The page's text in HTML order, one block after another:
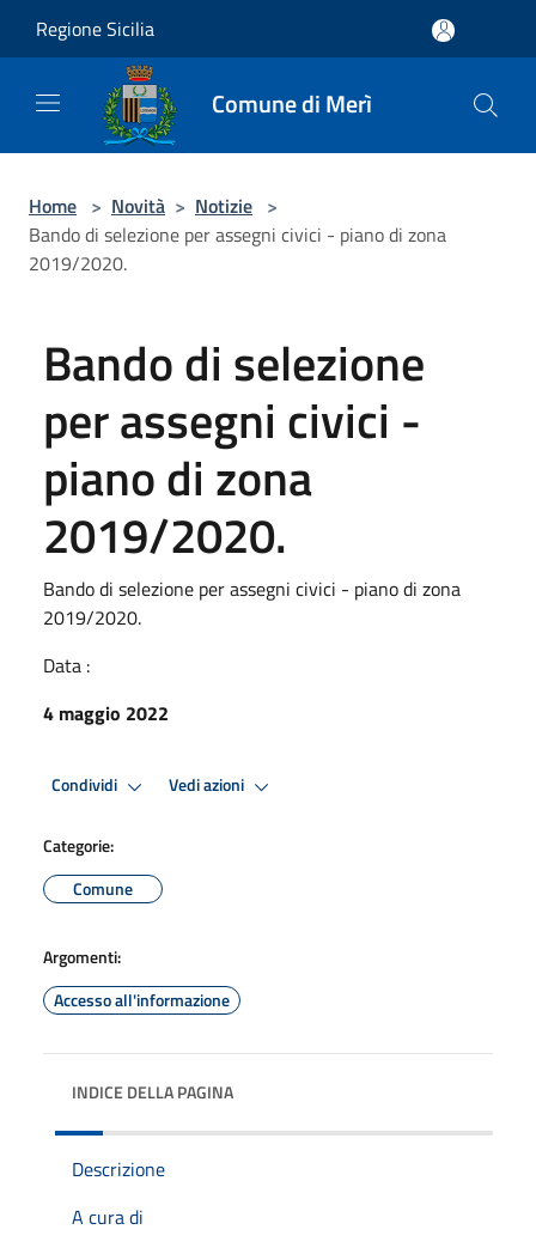
Regione Sicilia
Comune di Merì
Home > Novità > Notizie >
Bando di selezione per assegni civici - piano di zona
2019/2020.
Bando di selezione
per assegni civici -
piano di zona
2019/2020.
Bando di selezione per assegni civici - piano di zona
2019/2020.
Data :
4 maggio 2022
Condividi Vedi azioni
Categorie:
Comune
Argomenti:
Accesso all'informazione
INDICE DELLA PAGINA
Descrizione
A cura di